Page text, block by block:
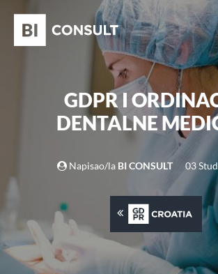
GDPR I
DENTALNE
Napisao/la BI CONSULT 03